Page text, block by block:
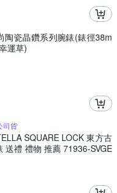
陶瓷晶鑽系列腕錶(錶徑38m
運草)
司貨
SQUARE LOCK 東方古
送禮 禮物 推薦 71936-SVGE